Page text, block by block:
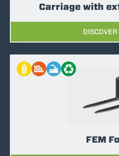
Carriage with
DISCOVER
FEM